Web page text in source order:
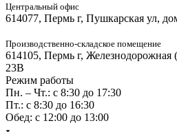
Центральный офис
614077, Пермь г, Пушкарская ул,
Производственно-складское помещение
614105, Пермь г,
23В
Режим работы
Пн. – Чт.: с 8:30 до 17:30
Пт.: с 8:30 до 16:30
Обед: с 12:00 до 13:00